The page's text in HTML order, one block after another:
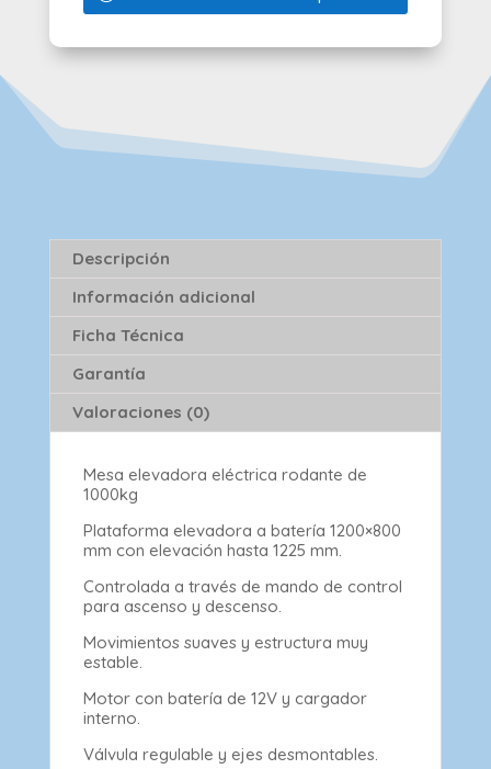
Descripción
Información adicional
Ficha Técnica
Garantía
Valoraciones (0)
Mesa elevadora eléctrica rodante de
1000kg
Plataforma elevadora a batería 1200×800
mm con elevación hasta 1225 mm.
Controlada a través de mando de control
para ascenso y descenso.
Movimientos suaves y estructura muy
estable.
Motor con batería de 12V y cargador
interno.
Válvula regulable y ejes desmontables.